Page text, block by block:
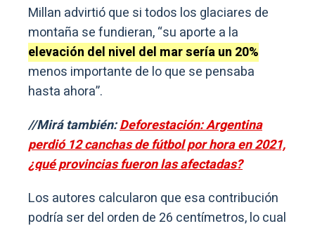
Millan advirtió que si todos los glaciares de
montaña se fundieran, “su aporte a la
elevación del nivel del mar sería un 20%
menos importante de lo que se pensaba
hasta ahora”.
//Mirá también:Deforestación: Argentina
perdió 12 canchas de fútbol por hora en 2021,
¿qué provincias fueron las afectadas?
Los autores calcularon que esa contribución
podría ser del orden de 26 centímetros, lo cual